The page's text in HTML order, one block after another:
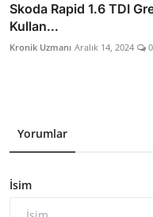
Skoda Rapid 1.6 TDI
Kullan...
Kronik Uzmanı Aralık 14, 2024 0
Yorumlar
İsim